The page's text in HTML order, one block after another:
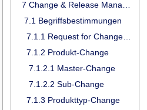
7.1 Begriffsbestimmungen
7.1.2 Produkt-Change
7.1.2.1 Master-Change
7.1.2.2 Sub-Change
7.1.3 Produkttyp-Change